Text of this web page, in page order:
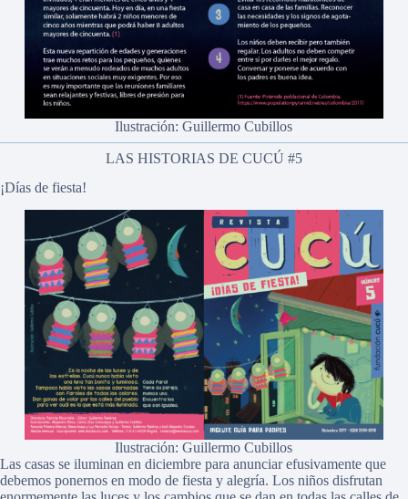
Ilustración: Guillermo Cubillos
LAS HISTORIAS DE CUCÚ #5
¡Días de fiesta!
Ilustración: Guillermo Cubillos
Las casas se iluminan en diciembre para anunciar efusivamente que
debemos ponernos en modo de fiesta y alegría. Los niños disfrutan